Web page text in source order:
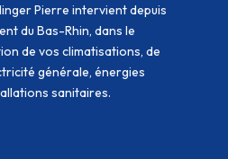
Pierre intervient depuis
du Bas-Rhin, dans le
de vos climatisations, de
générale, énergies
sanitaires.